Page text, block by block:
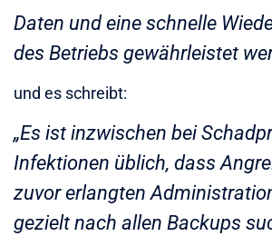
Daten und eine schnelle
des Betriebs gewährleistet
und es schreibt:
„Es ist inzwischen bei
Infektionen üblich, dass
zuvor erlangten
gezielt nach allen Backups